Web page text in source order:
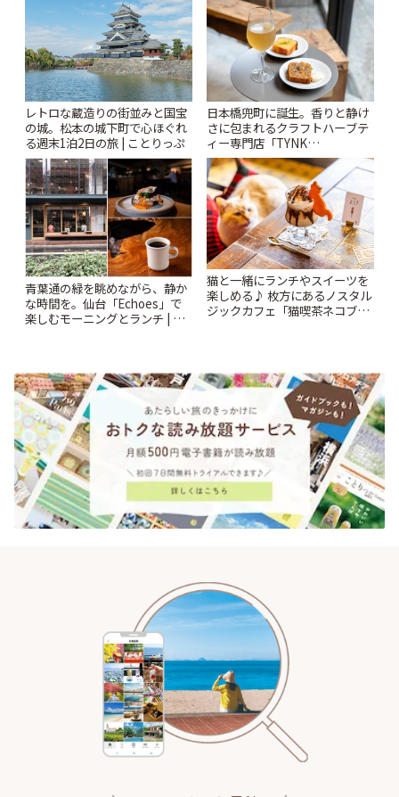
レトロな蔵造りの街並みと国宝
の城。松本の城下町で心ほぐれ
る週末1泊2日の旅 | ことりっぷ
日本橋兜町に誕生。香りと静け
さに包まれるクラフトハーブテ
ィー専門店「TYNK
Kabutocho」 | ことりっぷ
青葉通の緑を眺めながら、静か
な時間を。仙台「Echoes」で
楽しむモーニングとランチ | こ
猫と一緒にランチやスイーツを
楽しめる♪ 枚方にあるノスタル
ジックカフェ「猫喫茶ネコブ」